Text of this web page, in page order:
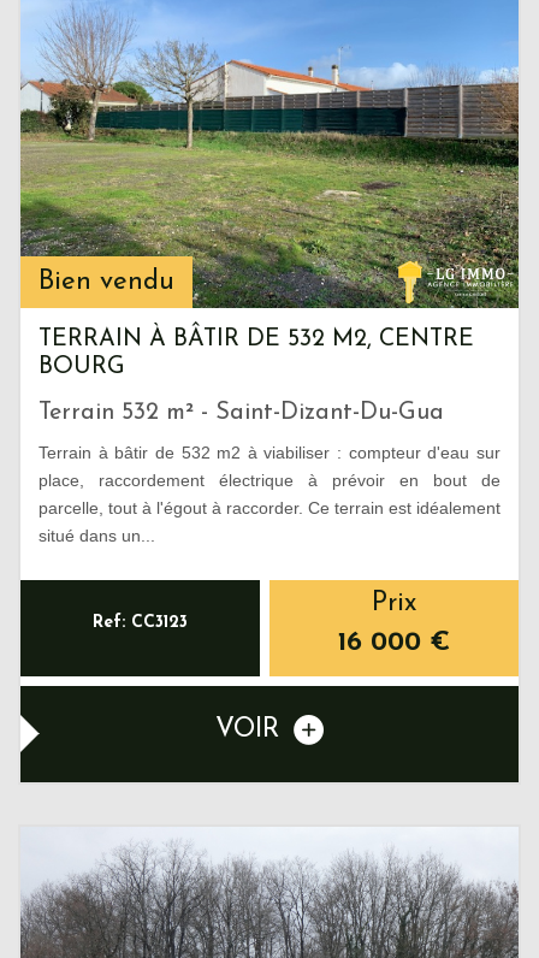
Bien vendu
TERRAIN À BÂTIR DE 532 M2, CENTRE
BOURG
Terrain 532 m² - Saint-Dizant-Du-Gua
Terrain à bâtir de 532 m2 à viabiliser : compteur d'eau sur
place, raccordement électrique à prévoir en bout de
parcelle, tout à l'égout à raccorder. Ce terrain est idéalement
situé dans un...
Ref: CC3123
Prix
16 000 €
VOIR